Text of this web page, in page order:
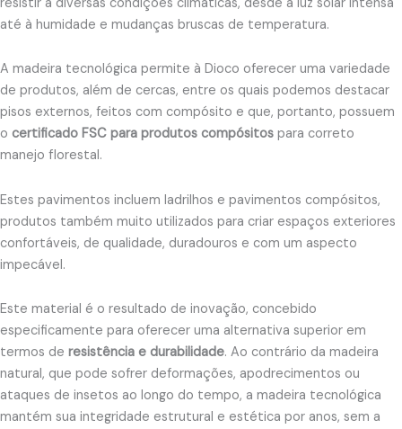
até à humidade e mudanças bruscas de temperatura.
A madeira tecnológica permite à Dioco oferecer uma variedade
de produtos, além de cercas, entre os quais podemos destacar
pisos externos, feitos com compósito e que, portanto, possuem
o certificado FSC para produtos compósitos para correto
manejo florestal.
Estes pavimentos incluem ladrilhos e pavimentos compósitos,
produtos também muito utilizados para criar espaços exteriores
confortáveis, de qualidade, duradouros e com um aspecto
impecável.
Este material é o resultado de inovação, concebido
especificamente para oferecer uma alternativa superior em
termos de resistência e durabilidade. Ao contrário da madeira
natural, que pode sofrer deformações, apodrecimentos ou
ataques de insetos ao longo do tempo, a madeira tecnológica
mantém sua integridade estrutural e estética por anos, sem a